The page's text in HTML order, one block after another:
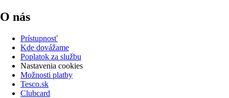
O nás
Prístupnosť
Kde dovážame
Poplatok za službu
Nastavenia cookies
Možnosti platby
Tesco.sk
Clubcard